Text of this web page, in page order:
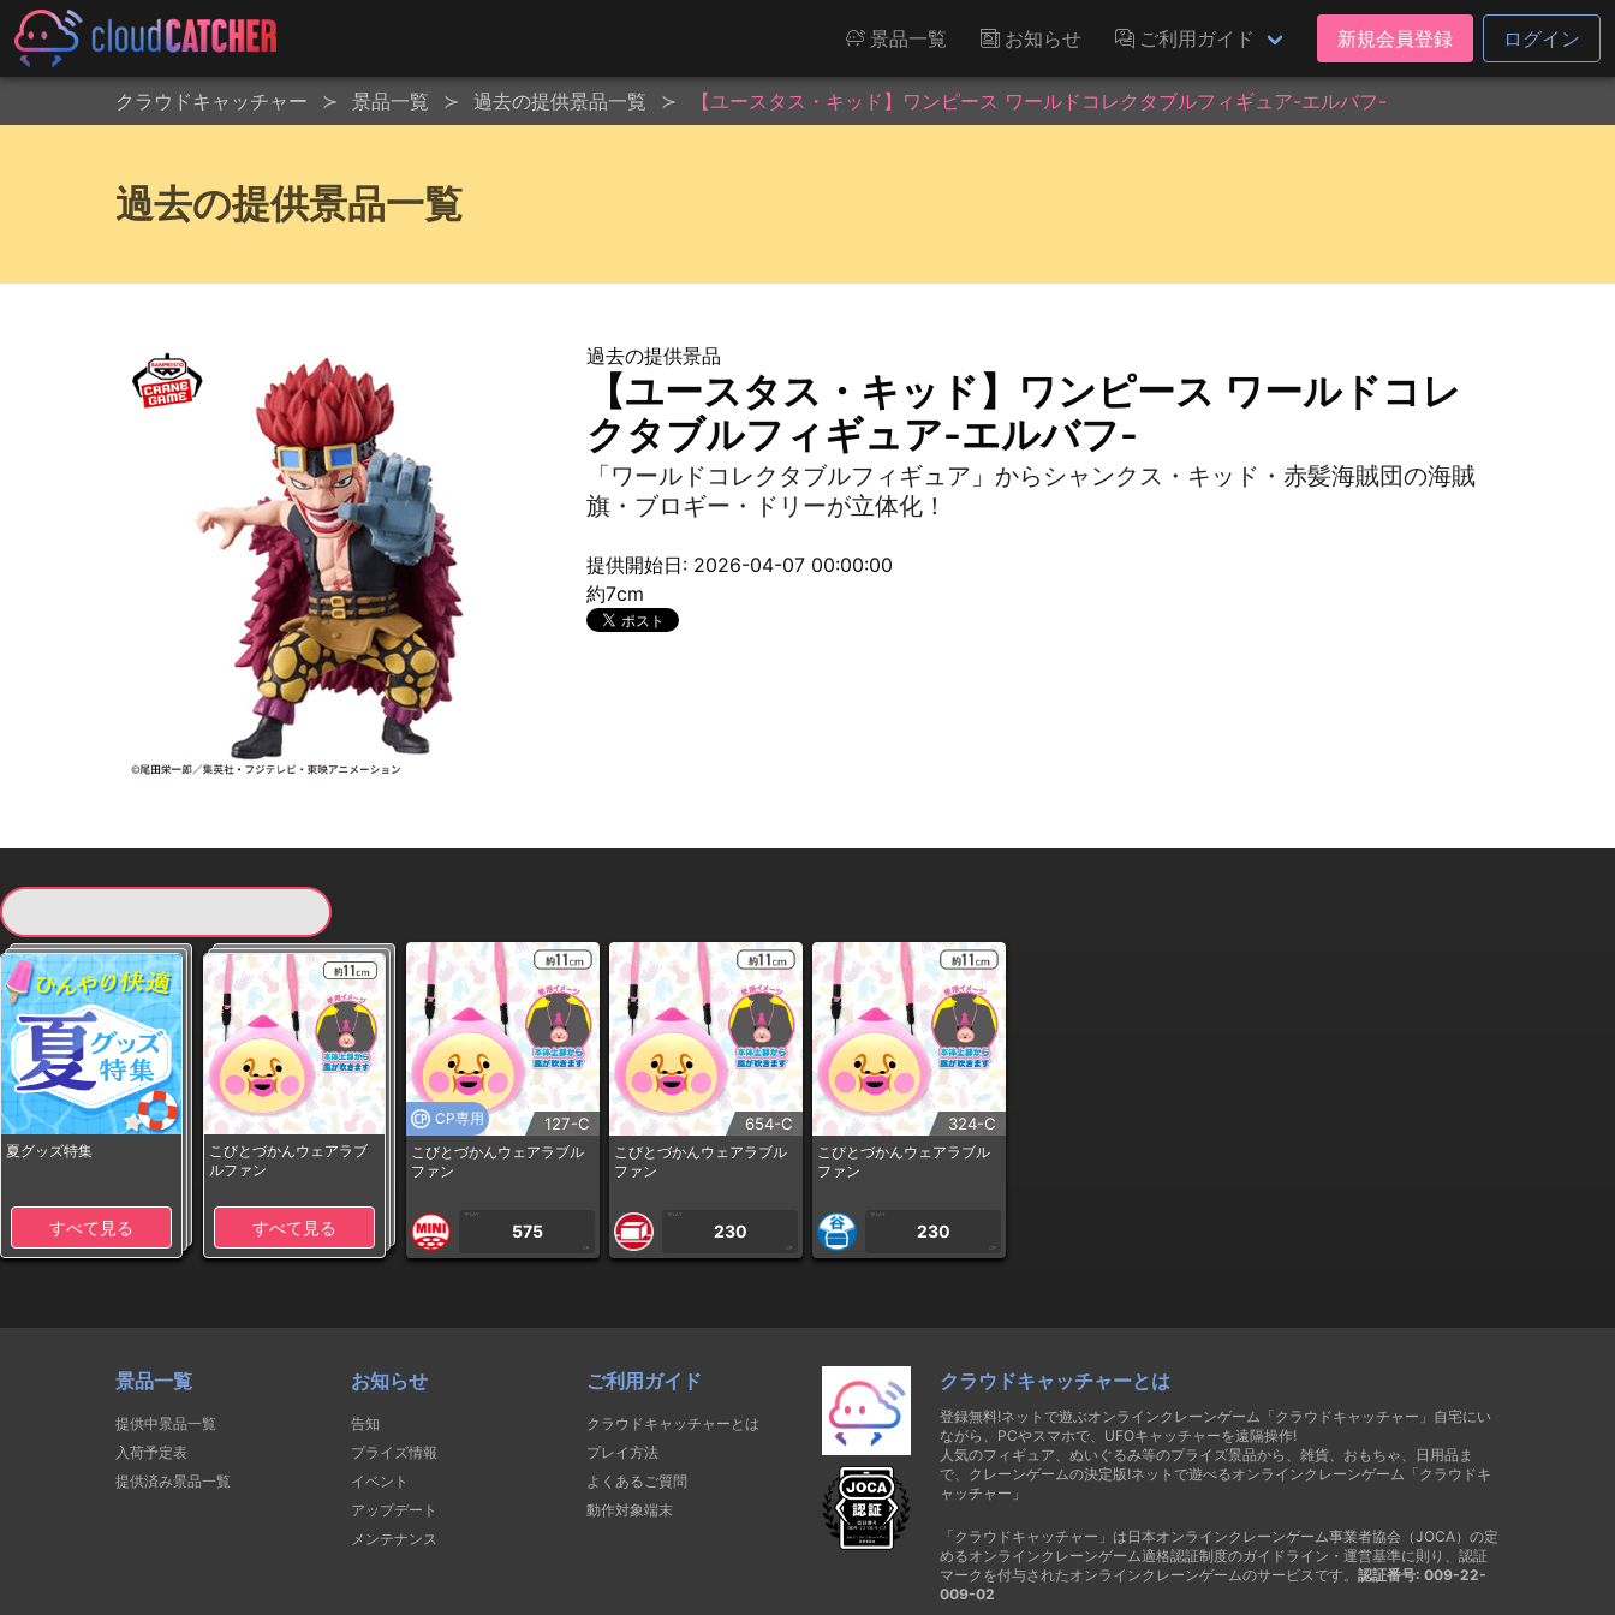
景品一覧 お知らせ ご利用ガイド 新規会員登録 ログイン
クラウドキャッチャー 景品一覧 過去の提供景品一覧 【ユースタス・キッド】ワンピース ワールドコレクタブルフィギュア-エルバフ-
過去の提供景品一覧
過去の提供景品
【ユースタス・キッド】ワンピース ワールドコレ
クタブルフィギュア-エルバフ-
「ワールドコレクタブルフィギュア」からシャンクス・キッド・赤髪海賊団の海賊
旗・ブロギー・ドリーが立体化！
提供開始日: 2026-04-07 00:00:00
約7cm
夏グッズ特集
すべて見る
こびとづかんウェアラブ
ルファン
すべて見る
CP専用 127-C
こびとづかんウェアラブル
ファン
1PLAY
575
CP
654-C
こびとづかんウェアラブル
ファン
1PLAY
230
CP
324-C
こびとづかんウェアラブル
ファン
1PLAY
230
CP
景品一覧
提供中景品一覧
入荷予定表
提供済み景品一覧
お知らせ
告知
プライズ情報
イベント
アップデート
メンテナンス
ご利用ガイド
クラウドキャッチャーとは
プレイ方法
よくあるご質問
動作対象端末
クラウドキャッチャーとは
登録無料!ネットで遊ぶオンラインクレーンゲーム「クラウドキャッチャー」自宅にい
ながら、PCやスマホで、UFOキャッチャーを遠隔操作!
人気のフィギュア、ぬいぐるみ等のプライズ景品から、雑貨、おもちゃ、日用品ま
で、クレーンゲームの決定版!ネットで遊べるオンラインクレーンゲーム「クラウドキ
ャッチャー」
「クラウドキャッチャー」は日本オンラインクレーンゲーム事業者協会（JOCA）の定
めるオンラインクレーンゲーム適格認証制度のガイドライン・運営基準に則り、認証
マークを付与されたオンラインクレーンゲームのサービスです。 認証番号: 009-22-
009-02